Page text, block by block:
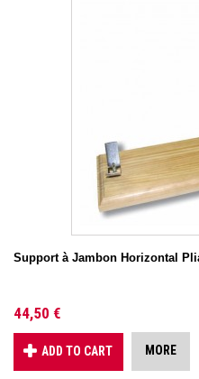
Support à Jambon Horizontal
44,50 €
ADD TO CART MORE